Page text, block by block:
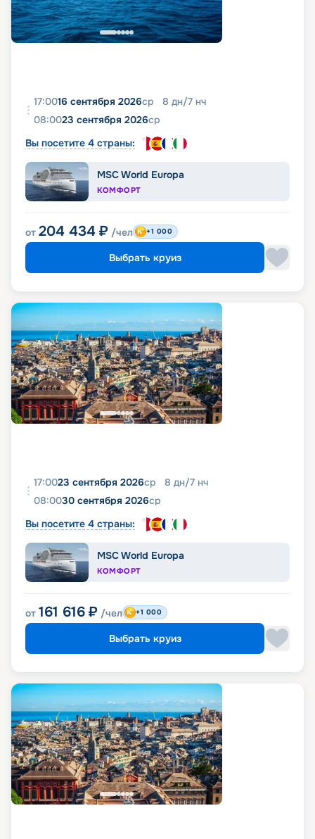
17:0016 сентября 2026ср 8 дн/7 нч
08:0023 сентября 2026ср
Вы посетите 4 страны:
MSC World Europa
КОМФОРТ
от 204 434 ₽ /чел +1 000
Выбрать круиз
17:0023 сентября 2026ср 8 дн/7 нч
08:0030 сентября 2026ср
Вы посетите 4 страны:
MSC World Europa
КОМФОРТ
от 161 616 ₽ /чел +1 000
Выбрать круиз